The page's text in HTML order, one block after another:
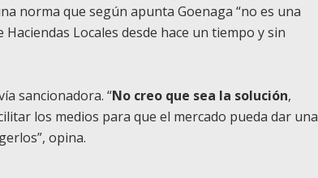
norma que según apunta Goenaga “no es una
Locales desde hace un tiempo y sin
sancionadora. “No creo que sea la solución,
los medios para que el mercado pueda dar una
opina.